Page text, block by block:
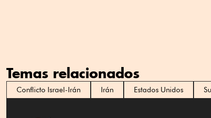
Temas relacionados
Conflicto Israel-Irán Irán Estados Unidos